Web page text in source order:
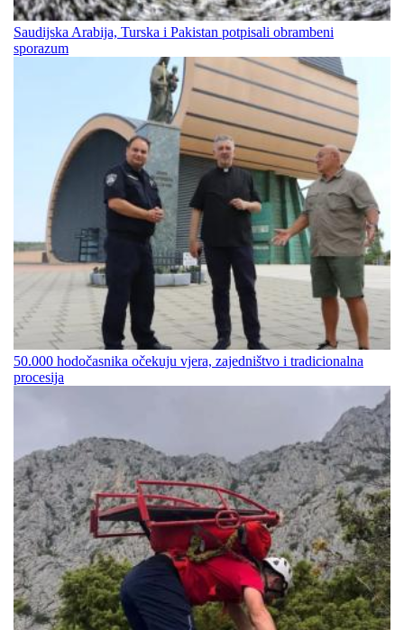
Saudijska Arabija, Turska i Pakistan potpisali obrambeni
sporazum
50.000 hodočasnika očekuju vjera, zajedništvo i tradicionalna
procesija